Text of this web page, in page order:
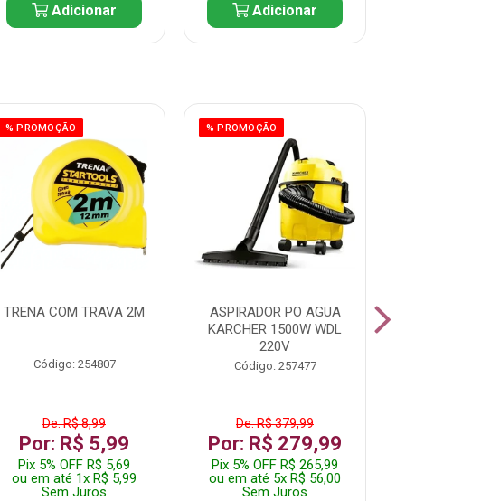
Adicionar Adicionar
% PROMOÇÃO
TRENA COM TRAVA 2M
Código: 254807
De: R$ 8,99
Por: R$ 5,99
Pix 5% OFF R$ 5,69
ou em até 1x R$ 5,99
Sem Juros
% PROMOÇÃO
ASPIRADOR PO AGUA
KARCHER 1500W WDL
220V
Código: 257477
De: R$ 379,99
Por: R$ 279,99
Pix 5% OFF R$ 265,99
ou em até 5x R$ 56,00
Sem Juros